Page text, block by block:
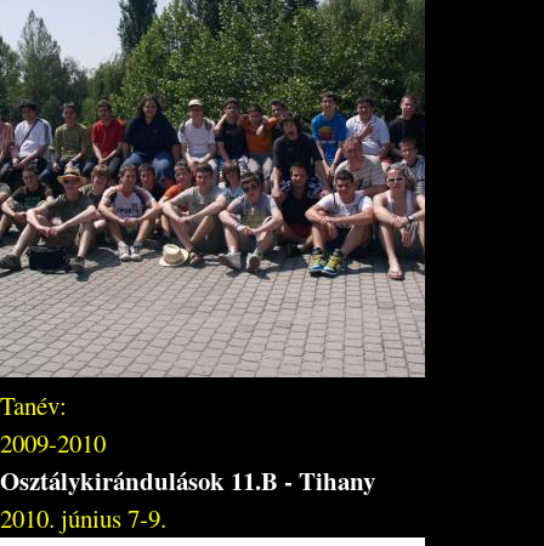
Tanév:
2009-2010
Osztálykirándulások 11.B - Tihany
2010. június 7-9.